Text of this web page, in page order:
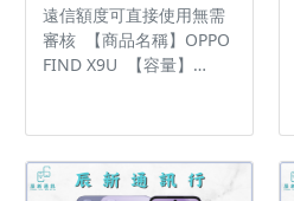
遠信額度可直接使用無需
審核 【商品名稱】OPPO
FIND X9U 【容量】
速審核及回報審核進度
LINE ID:@kjg6280d 大
呼小叫辰通訊行 雲林縣虎